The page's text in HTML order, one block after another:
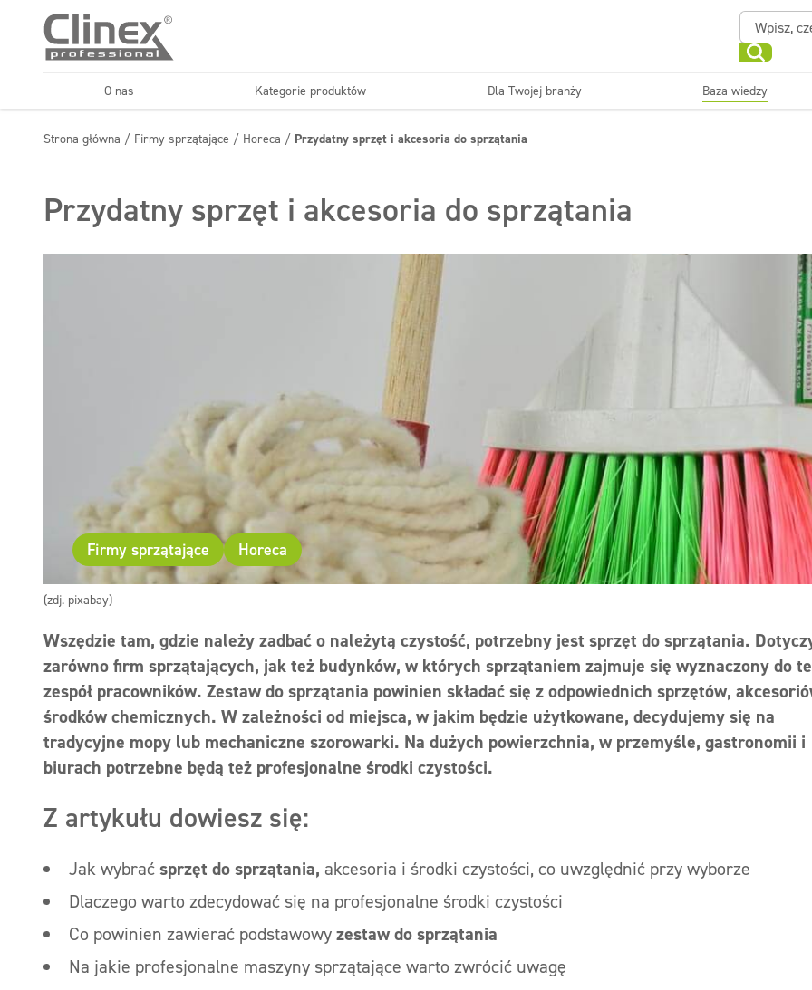
O nas Kategorie produktów Dla Twojej branży
Horeca Firmy sprzątające
Baza wiedzy
Strona główna / Firmy sprzątające / Horeca / Przydatny sprzęt i akcesoria do sprzątania
Przydatny sprzęt i akcesoria do sprzątania
(zdj. pixabay)
Firmy sprzątające Horeca
Wszędzie tam, gdzie należy zadbać o należytą czystość, potrzebny jest sprzęt do sprzątania.
zarówno firm sprzątających, jak też budynków, w których sprzątaniem zajmuje się wyznaczony do
zespół pracowników. Zestaw do sprzątania powinien składać się z odpowiednich sprzętów,
środków chemicznych. W zależności od miejsca, w jakim będzie użytkowane, decydujemy się na
tradycyjne mopy lub mechaniczne szorowarki. Na dużych powierzchnia, w przemyśle, gastronomii i
biurach potrzebne będą też profesjonalne środki czystości.
Z artykułu dowiesz się:
Jak wybraćsprzęt do sprzątania, akcesoria i środki czystości, co uwzględnić przy wyborze
Dlaczego warto zdecydować się na profesjonalne środki czystości
Co powinien zawierać podstawowyzestaw do sprzątania
Na jakie profesjonalne maszyny sprzątające warto zwrócić uwagę